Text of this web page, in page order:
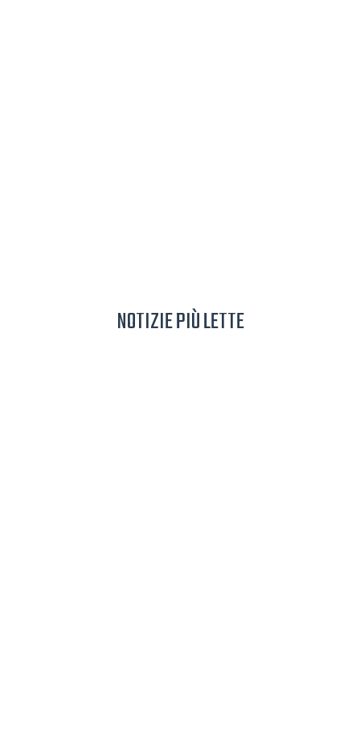
NOTIZIE PIÙ LETTE